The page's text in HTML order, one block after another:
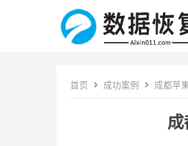
首页 成功案例 成都苹
成